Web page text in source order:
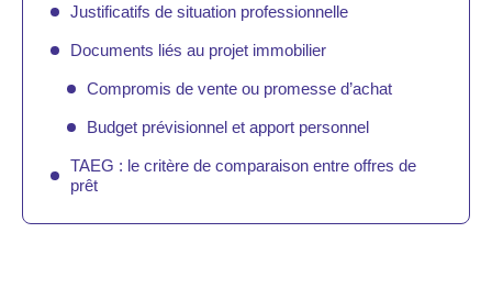
Justificatifs de situation professionnelle
Documents liés au projet immobilier
Compromis de vente ou promesse d’achat
Budget prévisionnel et apport personnel
TAEG : le critère de comparaison entre offres de
prêt